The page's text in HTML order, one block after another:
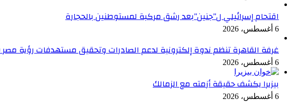
اقتحام إسرائيلي ل”جنين”بعد رشق مركبة لمستوطنين بالحجارة
6 أغسطس، 2026
غرفة القاهرة تنظم ندوة إلكترونية لدعم الصادرات وتحقيق مستهدفات رؤية مصر 2030
6 أغسطس، 2026
بيزيرا يكشف حقيقة أزمته مع الزمالك
6 أغسطس، 2026